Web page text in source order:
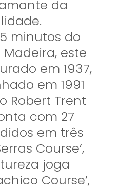
da
minutos do
este
em 1937,
em 1991
Robert Trent
com 27
em três
Course’,
joga
Course’,